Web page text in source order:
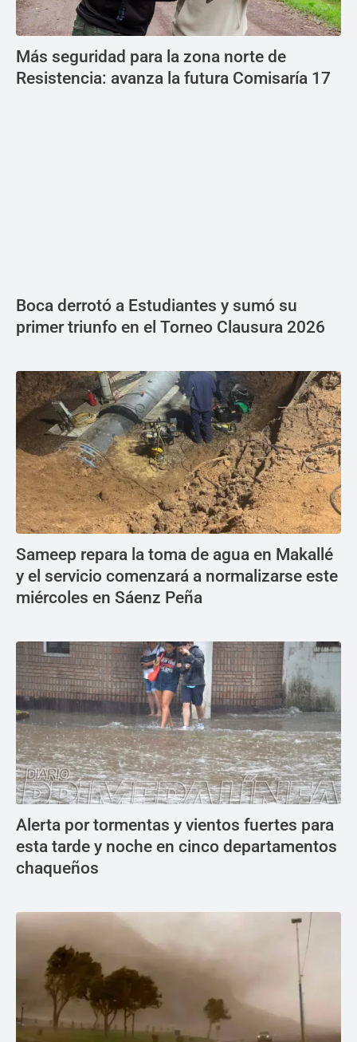
Más seguridad para la zona norte de
Resistencia: avanza la futura Comisaría 17
Boca derrotó a Estudiantes y sumó su
primer triunfo en el Torneo Clausura 2026
Sameep repara la toma de agua en Makallé
y el servicio comenzará a normalizarse este
miércoles en Sáenz Peña
Alerta por tormentas y vientos fuertes para
esta tarde y noche en cinco departamentos
chaqueños